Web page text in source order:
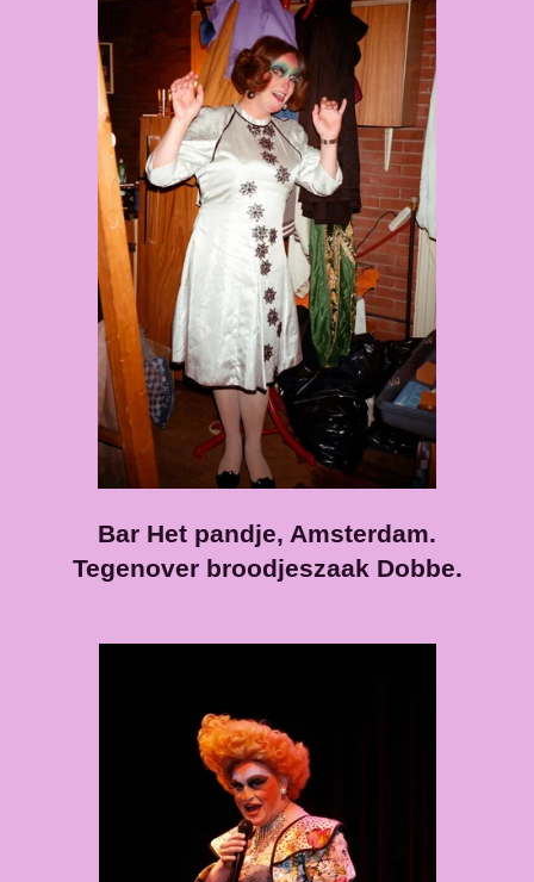
Bar Het pandje, Amsterdam.
Tegenover broodjeszaak Dobbe.